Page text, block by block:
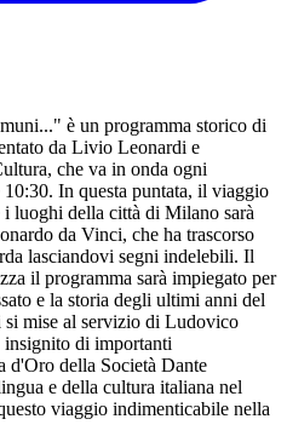
è un programma storico di
da Livio Leonardi e
che va in onda ogni
In questa puntata, il viaggio
luoghi della città di Milano sarà
da Vinci, che ha trascorso
lasciandovi segni indelebili. Il
il programma sarà impiegato per
e la storia degli ultimi anni del
mise al servizio di Ludovico
di importanti
d'Oro della Società Dante
e della cultura italiana nel
viaggio indimenticabile nella